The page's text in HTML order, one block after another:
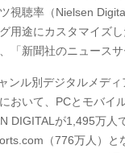
視聴率（ Nielsen
用途にカスタマイズ
「新聞社のニュース
ンル別デジタルメデ
おいて、
PCとモバイ
DIGITALが1,495万人
（776万人）と